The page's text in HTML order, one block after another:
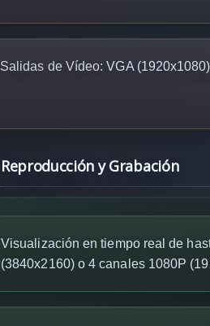
Salidas de Vídeo: VGA
Reproducción y Grabación
Visualización en tiempo real de
(3840x2160) o 4 canales 1080P